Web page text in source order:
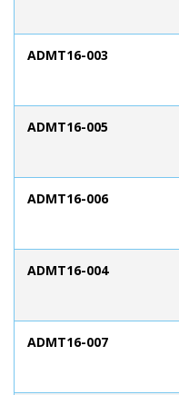
ADMT16-003
ADMT16-005
ADMT16-006
ADMT16-004
ADMT16-007